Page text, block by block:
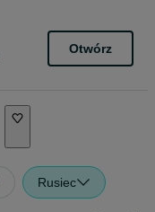
Otwórz
Rusiec